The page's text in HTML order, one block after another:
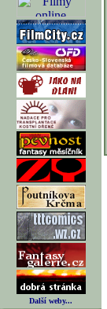
Další weby...